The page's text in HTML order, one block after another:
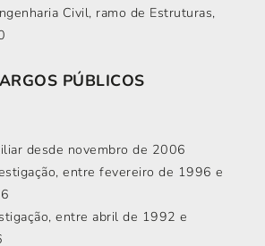
Civil, ramo de Estruturas,
PÚBLICOS
desde novembro de 2006
entre fevereiro de 1996 e
entre abril de 1992 e